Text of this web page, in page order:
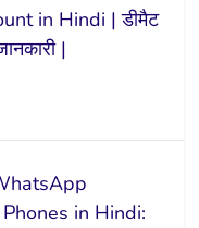
in Hindi | डीमैट
|
in Hindi: